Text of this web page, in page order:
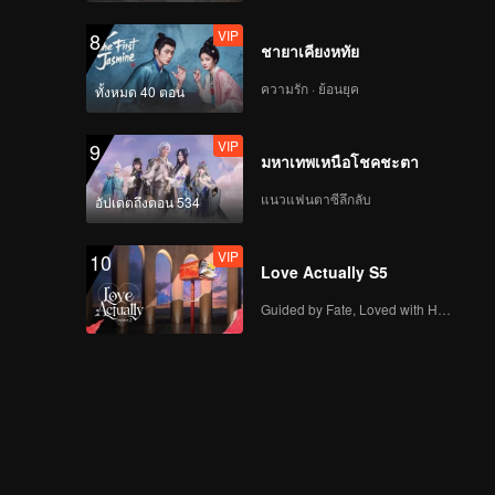
8
ทั้งหมด 40 ตอน
VIP
ชายาเคียงหทัย
ความรัก · ย้อนยุค
9
อัปเดตถึงตอน 534
VIP
มหาเทพเหนือโชคชะตา
แนวแฟนตาซีลึกลับ
10 VIP
Love Actually S5